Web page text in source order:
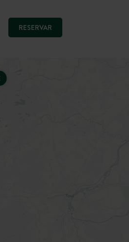
tienda o chalet, con piscina,
y acceso rápido a las
del lago. Un punto de partida
RESERVAR